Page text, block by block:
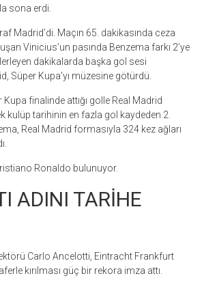
sona erdi.
Madrid’di. Maçın 65. dakikasında ceza
Vinicius’un pasında Benzema farkı 2’ye
dakikalarda başka gol sesi
Süper Kupa’yı müzesine götürdü.
finalinde attığı golle Real Madrid
kulüp tarihinin en fazla gol kaydeden 2.
Real Madrid formasıyla 324 kez ağları
Ronaldo bulunuyor.
ADINI TARİHE
Carlo Ancelotti, Eintracht Frankfurt
kırılması güç bir rekora imza attı.